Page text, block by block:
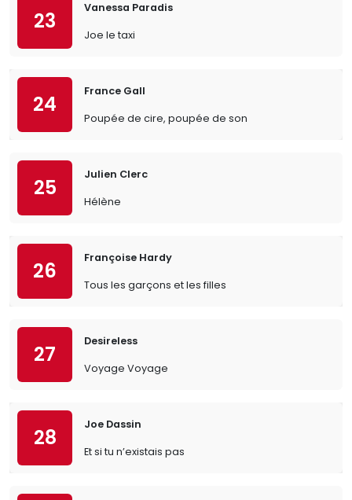
23
Vanessa Paradis
Joe le taxi
24
France Gall
Poupée de cire, poupée de son
25
Julien Clerc
Hélène
26
Françoise Hardy
Tous les garçons et les filles
27
Desireless
Voyage Voyage
28
Joe Dassin
Et si tu n’existais pas